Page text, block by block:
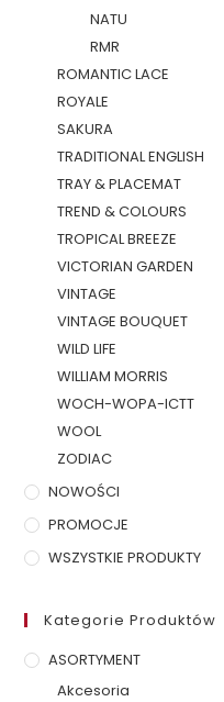
NATU
RMR
ROMANTIC LACE
ROYALE
SAKURA
TRADITIONAL ENGLISH
TRAY & PLACEMAT
TREND & COLOURS
TROPICAL BREEZE
VICTORIAN GARDEN
VINTAGE
VINTAGE BOUQUET
WILD LIFE
WILLIAM MORRIS
WOCH-WOPA-ICTT
WOOL
ZODIAC
NOWOŚCI
PROMOCJE
WSZYSTKIE PRODUKTY
Kategorie Produktów
ASORTYMENT
Akcesoria